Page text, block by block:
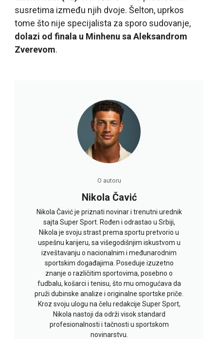
susretima između njih dvoje. Šelton, uprkos
tome što nije specijalista za sporo sudovanje,
dolazi od finala u Minhenu sa Aleksandrom
Zverevom.
O autoru
Nikola Čavić
Nikola Čavić je priznati novinar i trenutni urednik
sajta Super Sport. Rođen i odrastao u Srbiji,
Nikola je svoju strast prema sportu pretvorio u
uspešnu karijeru, sa višegodišnjim iskustvom u
izveštavanju o nacionalnim i međunarodnim
sportskim događajima. Poseduje izuzetno
znanje o različitim sportovima, posebno o
fudbalu, košarci i tenisu, što mu omogućava da
pruži dubinske analize i originalne sportske priče.
Kroz svoju ulogu na čelu redakcije Super Sport,
Nikola nastoji da održi visok standard
profesionalnosti i tačnosti u sportskom
novinarstvu.